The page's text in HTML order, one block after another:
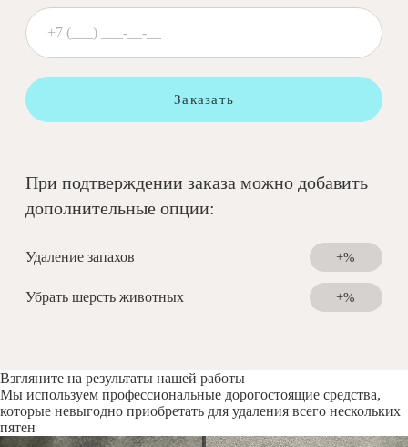
Заказать
При подтверждении заказа можно добавить
дополнительные опции:
Удаление запахов +%
Убрать шерсть животных +%
Взгляните на результаты нашей работы
Мы используем профессиональные дорогостоящие средства,
которые невыгодно приобретать для удаления всего нескольких
пятен